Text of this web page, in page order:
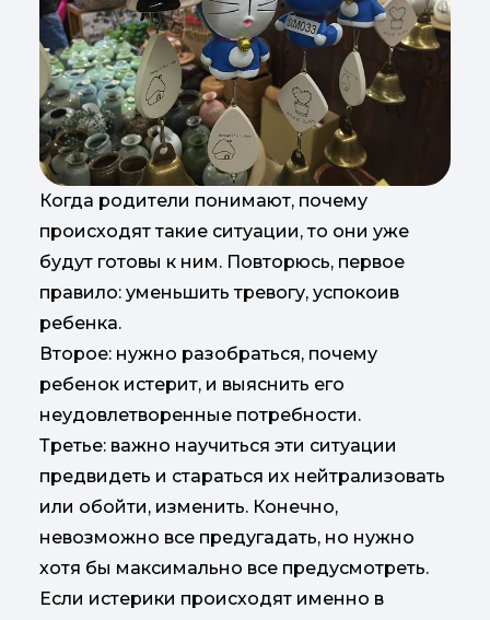
Когда родители понимают, почему
происходят такие ситуации, то они уже
будут готовы к ним. Повторюсь, первое
правило: уменьшить тревогу, успокоив
ребенка.
Второе: нужно разобраться, почему
ребенок истерит, и выяснить его
неудовлетворенные потребности.
Третье: важно научиться эти ситуации
предвидеть и стараться их нейтрализовать
или обойти, изменить. Конечно,
невозможно все предугадать, но нужно
хотя бы максимально все предусмотреть.
Если истерики происходят именно в